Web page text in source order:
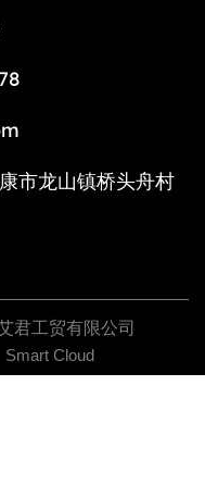
市龙山镇桥头舟村
君工贸有限公司